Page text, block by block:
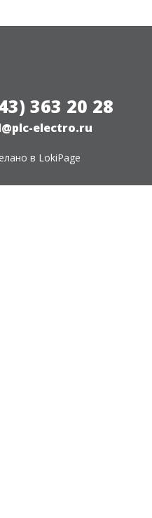
363 20 28
electro.ru
в LokiPage